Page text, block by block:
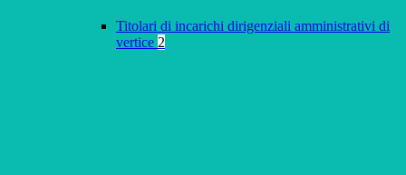
Titolari di incarichi dirigenziali amministrativi di
vertice 2